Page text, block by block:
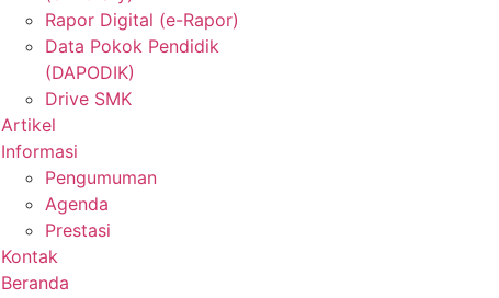
Rapor Digital (e-Rapor)
Data Pokok Pendidik
(DAPODIK)
Drive SMK
Artikel
Informasi
Pengumuman
Agenda
Prestasi
Kontak
Beranda